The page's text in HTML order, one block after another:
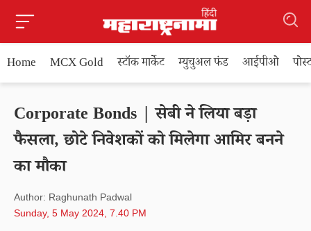
Home MCX Gold स्टॉक मार्केट म्युचुअल फंड आईपीओ
Corporate Bonds | सेबी ने लिया बड़ा
फैसला, छोटे निवेशकों को मिलेगा आमिर बनने
का मौका
Author: Raghunath Padwal
Sunday, 5 May 2024, 7.40 PM